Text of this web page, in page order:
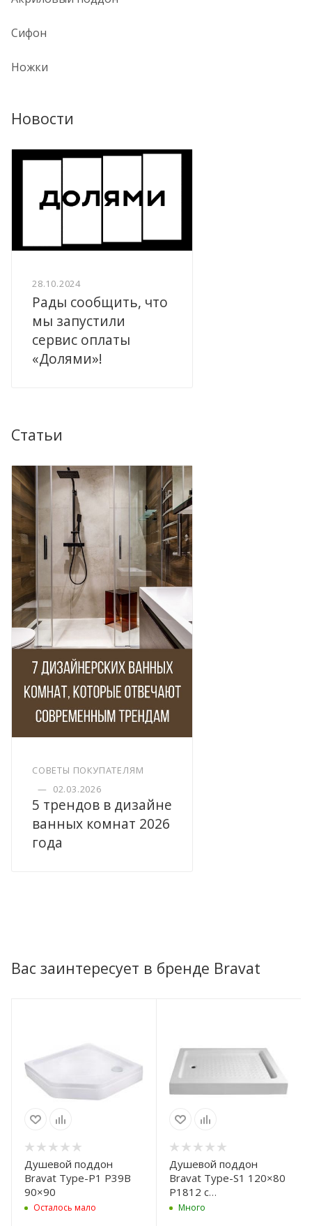
Сифон
Ножки
Новости
28.10.2024
Рады сообщить, что
мы запустили
сервис оплаты
«Долями»!
Статьи
СОВЕТЫ ПОКУПАТЕЛЯМ
— 02.03.2026
5 трендов в дизайне
ванных комнат 2026
года
Вас заинтересует в бренде Bravat
Душевой поддон
Bravat Type-P1 P39B
90×90
Осталось мало
Душевой поддон
Bravat Type-S1 120×80
P1812 с
антискользящим
Много